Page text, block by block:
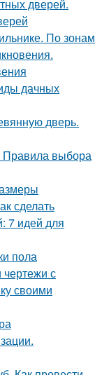
дверей.
По зонам
дачных
дверь.
Правила выбора
сделать
7 идей для
пола
чертежи с
своими